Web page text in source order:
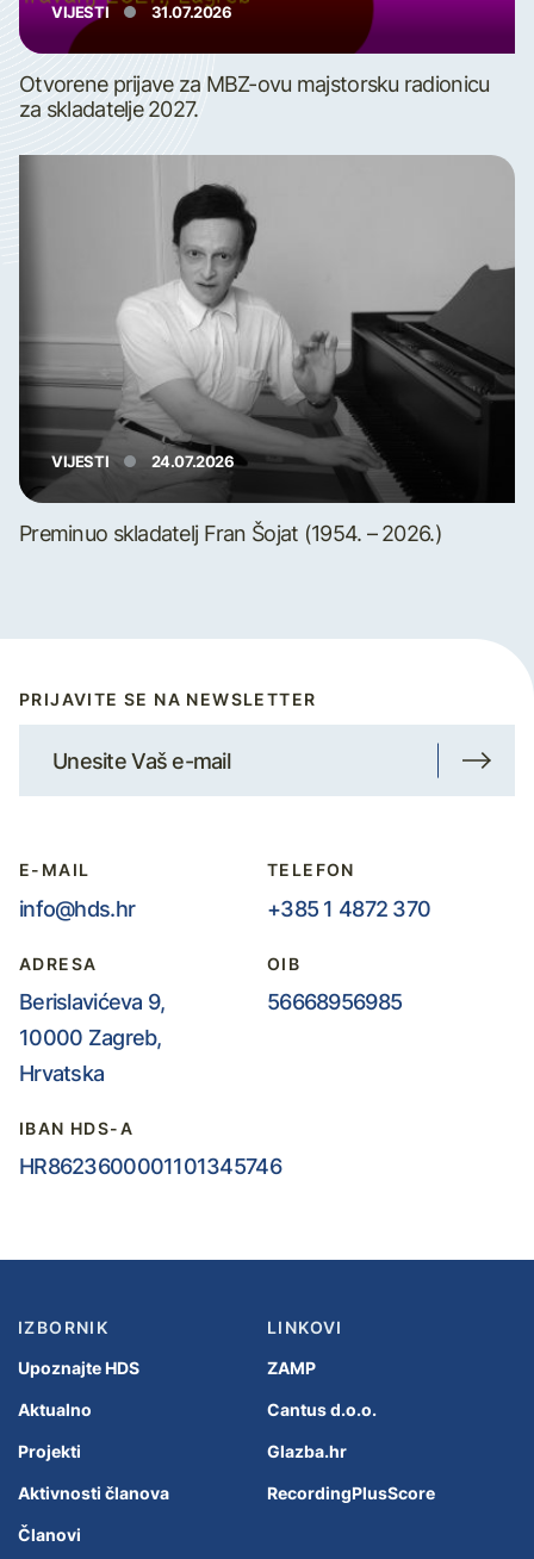
VIJESTI 31.07.2026
Otvorene prijave za MBZ-ovu majstorsku radionicu
za skladatelje 2027.
VIJESTI 24.07.2026
Preminuo skladatelj Fran Šojat (1954. – 2026.)
PRIJAVITE SE NA NEWSLETTER
E-MAIL
info@hds.hr
TELEFON
+385 1 4872 370
ADRESA
Berislavićeva 9,
10000 Zagreb,
Hrvatska
OIB
56668956985
IBAN HDS-A
HR8623600001101345746
IZBORNIK
Upoznajte HDS
Aktualno
Projekti
Aktivnosti članova
Članovi
LINKOVI
ZAMP
Cantus d.o.o.
Glazba.hr
RecordingPlusScore